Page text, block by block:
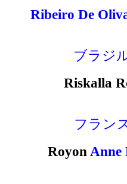
Ribeiro De
ブラジ
Riskalla
フラン
RoyonAnne